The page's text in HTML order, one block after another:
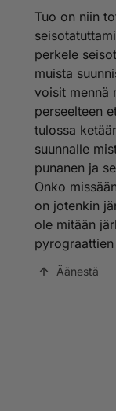
Tuo on niin
perkele
muista
voisit mennä
perseelteen
tulossa
suunnalle
punanen ja
Onko
on jotenkin
ole mitään
Äänestä